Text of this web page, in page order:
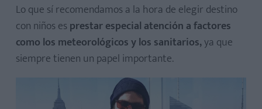
Lo que sí recomendamos a la hora de elegir destino
con niños es prestar especial atención a factores
como los meteorológicos y los sanitarios,ya que
siempre tienen un papel importante.